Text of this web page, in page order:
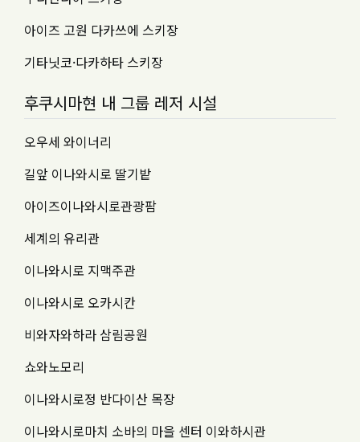
아이즈 고원 다카쓰에 스키장
기타닛코·다카하타 스키장
후쿠시마현 내 그룹 레저 시설
오우세 와이너리
길앞 이나와시로 딸기밭
아이즈이나와시로관광팜
세계의 유리관
이나와시로 지맥주관
이나와시로 오카시칸
비와자와하라 삼림공원
쇼와노모리
이나와시로정 반다이산 목장
이나와시로마치 소바의 마을 센터 이와하시관